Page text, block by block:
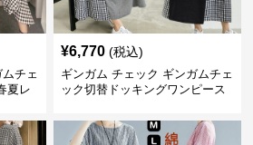
チェ
夏レ
¥6,770 (税込)
ギンガム チェック ギンガムチェ
ック切替ドッキングワンピース